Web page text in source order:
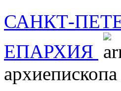
САНКТ-
ЕПАРХИЯ